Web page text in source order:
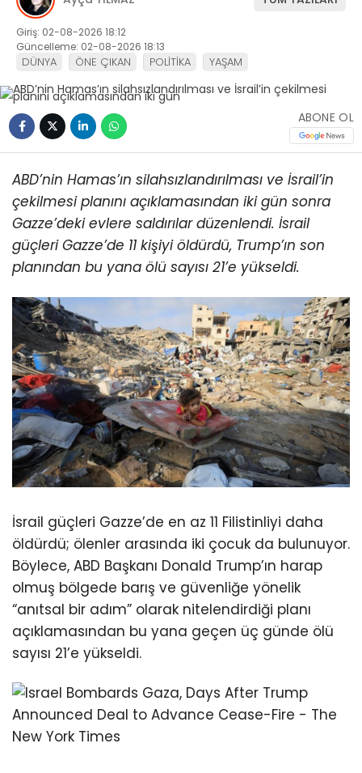
Giriş: 02-08-2026 18:12
Güncelleme: 02-08-2026 18:13
DÜNYA ÖNE ÇIKAN POLİTİKA YAŞAM
ABONE OL
ABD’nin Hamas’ın silahsızlandırılması ve İsrail’in
çekilmesi planını açıklamasından iki gün sonra
Gazze’deki evlere saldırılar düzenlendi. İsrail
güçleri Gazze’de 11 kişiyi öldürdü, Trump’ın son
planından bu yana ölü sayısı 21’e yükseldi.
İsrail güçleri Gazze’de en az 11 Filistinliyi daha
öldürdü; ölenler arasında iki çocuk da bulunuyor.
Böylece, ABD Başkanı Donald Trump’ın harap
olmuş bölgede barış ve güvenliğe yönelik
“anıtsal bir adım” olarak nitelendirdiği planı
açıklamasından bu yana geçen üç günde ölü
sayısı 21’e yükseldi.